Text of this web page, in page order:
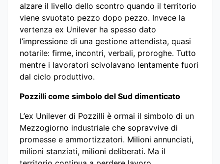
alzare il livello dello scontro quando il territorio
viene svuotato pezzo dopo pezzo. Invece la
vertenza ex Unilever ha spesso dato
l’impressione di una gestione attendista, quasi
notarile: firme, incontri, verbali, proroghe. Tutto
mentre i lavoratori scivolavano lentamente fuori
dal ciclo produttivo.
Pozzilli come simbolo del Sud dimenticato
L’ex Unilever di Pozzilli è ormai il simbolo di un
Mezzogiorno industriale che sopravvive di
promesse e ammortizzatori. Milioni annunciati,
milioni stanziati, milioni deliberati. Ma il